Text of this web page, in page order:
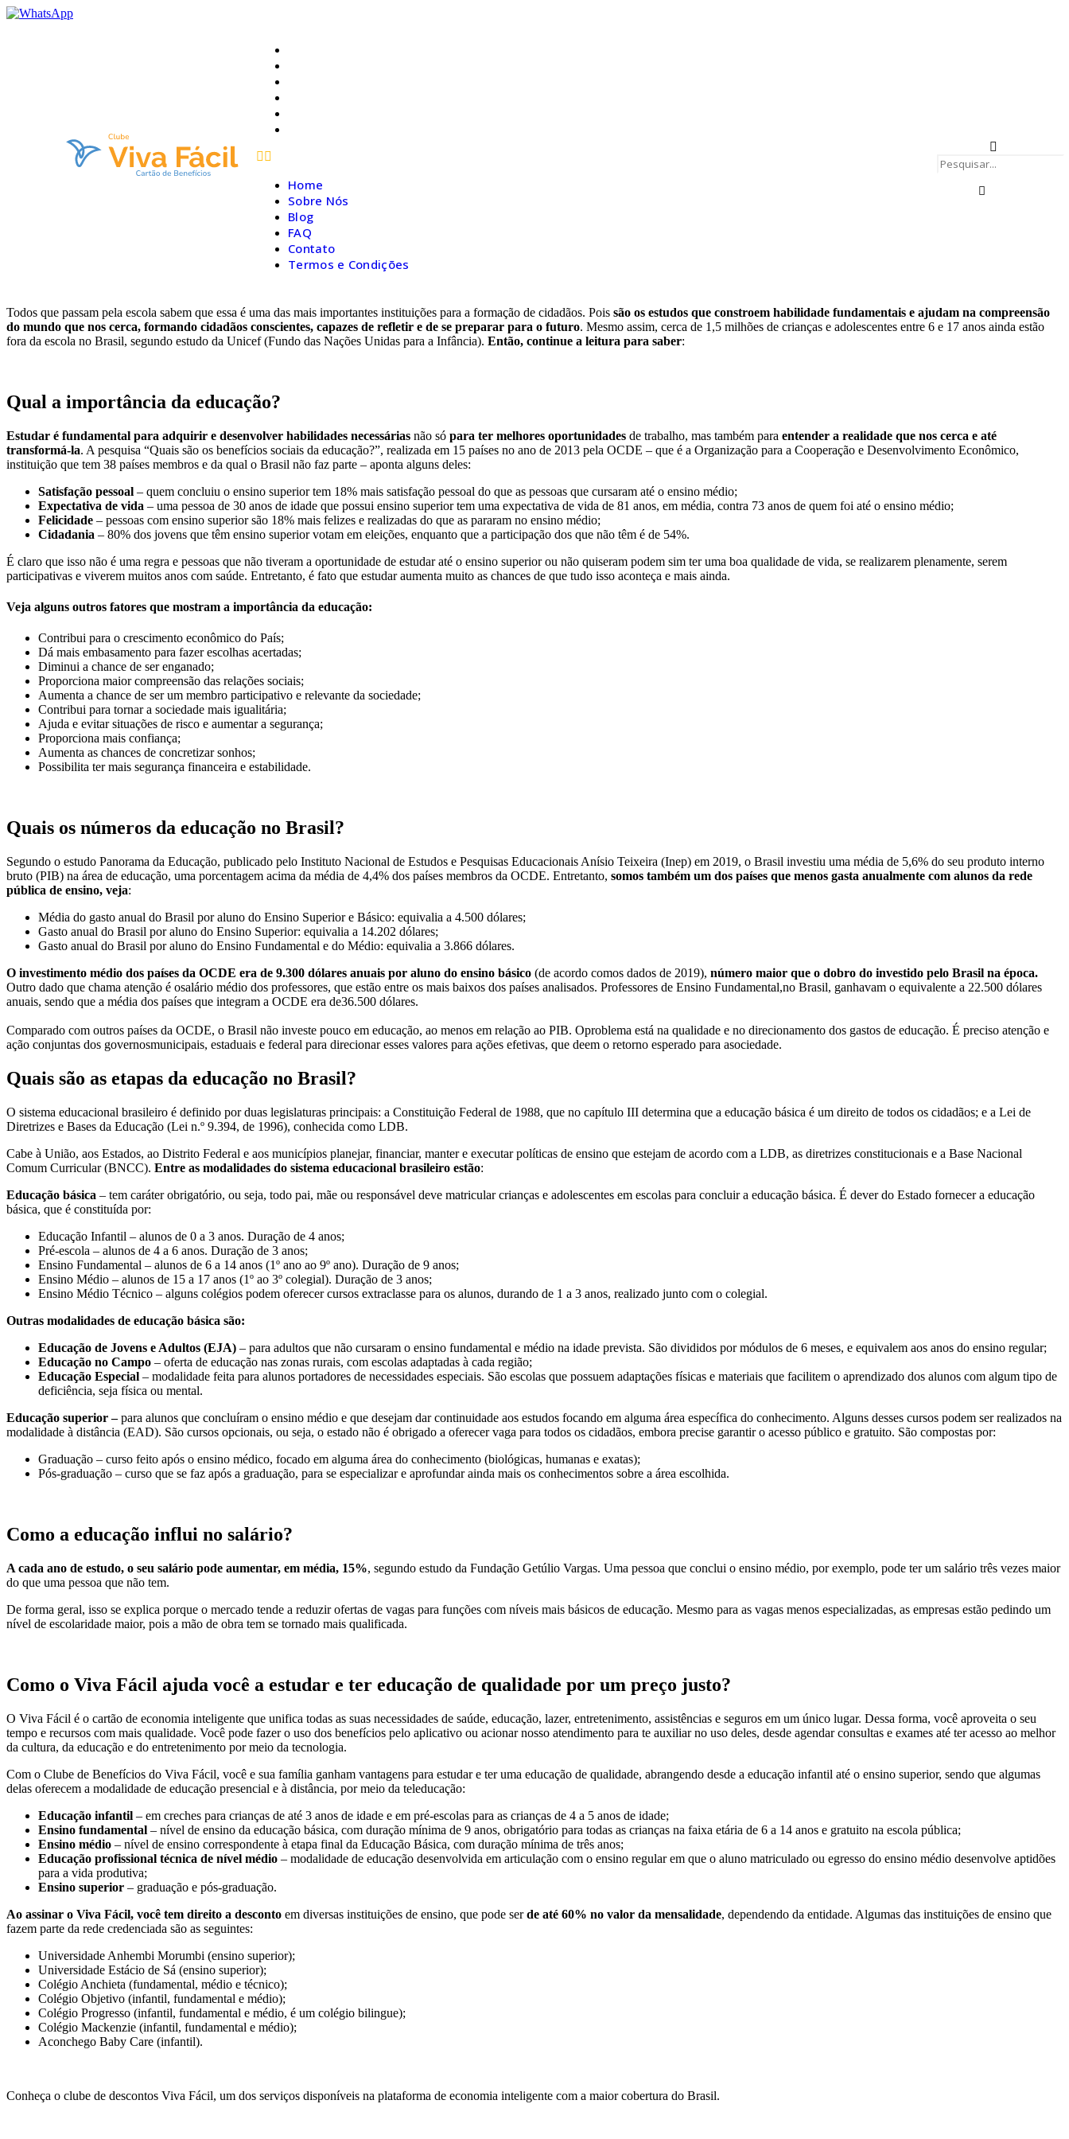
Home
Sobre Nós
Blog
FAQ
Contato
Termos e Condições
Todos que passam pela escola sabem que essa é uma das mais importantes instituições para a formação de cidadãos. Pois são os estudos que constroem habilidade fundamentais e ajudam na compreensão
do mundo que nos cerca, formando cidadãos conscientes, capazes de refletir e de se preparar para o futuro. Mesmo assim, cerca de 1,5 milhões de crianças e adolescentes entre 6 e 17 anos ainda estão
fora da escola no Brasil, segundo estudo da Unicef (Fundo das Nações Unidas para a Infância). Então, continue a leitura para saber:
Qual a importância da educação?
Estudar é fundamental para adquirir e desenvolver habilidades necessárias não só para ter melhores oportunidades de trabalho, mas também para entender a realidade que nos cerca e até
transformá-la. A pesquisa “Quais são os benefícios sociais da educação?”, realizada em 15 países no ano de 2013 pela OCDE – que é a Organização para a Cooperação e Desenvolvimento Econômico,
instituição que tem 38 países membros e da qual o Brasil não faz parte – aponta alguns deles:
Satisfação pessoal – quem concluiu o ensino superior tem 18% mais satisfação pessoal do que as pessoas que cursaram até o ensino médio;
Expectativa de vida – uma pessoa de 30 anos de idade que possui ensino superior tem uma expectativa de vida de 81 anos, em média, contra 73 anos de quem foi até o ensino médio;
Felicidade – pessoas com ensino superior são 18% mais felizes e realizadas do que as pararam no ensino médio;
Cidadania – 80% dos jovens que têm ensino superior votam em eleições, enquanto que a participação dos que não têm é de 54%.
É claro que isso não é uma regra e pessoas que não tiveram a oportunidade de estudar até o ensino superior ou não quiseram podem sim ter uma boa qualidade de vida, se realizarem plenamente, serem
participativas e viverem muitos anos com saúde. Entretanto, é fato que estudar aumenta muito as chances de que tudo isso aconteça e mais ainda.
Veja alguns outros fatores que mostram a importância da educação:
Contribui para o crescimento econômico do País;
Dá mais embasamento para fazer escolhas acertadas;
Diminui a chance de ser enganado;
Proporciona maior compreensão das relações sociais;
Aumenta a chance de ser um membro participativo e relevante da sociedade;
Contribui para tornar a sociedade mais igualitária;
Ajuda e evitar situações de risco e aumentar a segurança;
Proporciona mais confiança;
Aumenta as chances de concretizar sonhos;
Possibilita ter mais segurança financeira e estabilidade.
Quais os números da educação no Brasil?
Segundo o estudo Panorama da Educação, publicado pelo Instituto Nacional de Estudos e Pesquisas Educacionais Anísio Teixeira (Inep) em 2019, o Brasil investiu uma média de 5,6% do seu produto interno
bruto (PIB) na área de educação, uma porcentagem acima da média de 4,4% dos países membros da OCDE. Entretanto, somos também um dos países que menos gasta anualmente com alunos da rede
pública de ensino, veja:
Média do gasto anual do Brasil por aluno do Ensino Superior e Básico: equivalia a 4.500 dólares;
Gasto anual do Brasil por aluno do Ensino Superior: equivalia a 14.202 dólares;
Gasto anual do Brasil por aluno do Ensino Fundamental e do Médio: equivalia a 3.866 dólares.
O investimento médio dos países da OCDE era de 9.300 dólares anuais por aluno do ensino básico (de acordo comos dados de 2019), número maior que o dobro do investido pelo Brasil na época.
Outro dado que chama atenção é osalário médio dos professores, que estão entre os mais baixos dos países analisados. Professores de Ensino Fundamental,no Brasil, ganhavam o equivalente a 22.500 dólares
anuais, sendo que a média dos países que integram a OCDE era de36.500 dólares.
Comparado com outros países da OCDE, o Brasil não investe pouco em educação, ao menos em relação ao PIB. Oproblema está na qualidade e no direcionamento dos gastos de educação. É preciso atenção e
ação conjuntas dos governosmunicipais, estaduais e federal para direcionar esses valores para ações efetivas, que deem o retorno esperado para asociedade.
Quais são as etapas da educação no Brasil?
O sistema educacional brasileiro é definido por duas legislaturas principais: a Constituição Federal de 1988, que no capítulo III determina que a educação básica é um direito de todos os cidadãos; e a Lei de
Diretrizes e Bases da Educação (Lei n.º 9.394, de 1996), conhecida como LDB.
Cabe à União, aos Estados, ao Distrito Federal e aos municípios planejar, financiar, manter e executar políticas de ensino que estejam de acordo com a LDB, as diretrizes constitucionais e a Base Nacional
Comum Curricular (BNCC). Entre as modalidades do sistema educacional brasileiro estão:
Educação básica – tem caráter obrigatório, ou seja, todo pai, mãe ou responsável deve matricular crianças e adolescentes em escolas para concluir a educação básica. É dever do Estado fornecer a educação
básica, que é constituída por:
Educação Infantil – alunos de 0 a 3 anos. Duração de 4 anos;
Pré-escola – alunos de 4 a 6 anos. Duração de 3 anos;
Ensino Fundamental – alunos de 6 a 14 anos (1º ano ao 9º ano). Duração de 9 anos;
Ensino Médio – alunos de 15 a 17 anos (1º ao 3º colegial). Duração de 3 anos;
Ensino Médio Técnico – alguns colégios podem oferecer cursos extraclasse para os alunos, durando de 1 a 3 anos, realizado junto com o colegial.
Outras modalidades de educação básica são:
Educação de Jovens e Adultos (EJA) – para adultos que não cursaram o ensino fundamental e médio na idade prevista. São divididos por módulos de 6 meses, e equivalem aos anos do ensino regular;
Educação no Campo – oferta de educação nas zonas rurais, com escolas adaptadas à cada região;
Educação Especial – modalidade feita para alunos portadores de necessidades especiais. São escolas que possuem adaptações físicas e materiais que facilitem o aprendizado dos alunos com algum tipo de
deficiência, seja física ou mental.
Educação superior –para alunos que concluíram o ensino médio e que desejam dar continuidade aos estudos focando em alguma área específica do conhecimento. Alguns desses cursos podem ser realizados na
modalidade à distância (EAD). São cursos opcionais, ou seja, o estado não é obrigado a oferecer vaga para todos os cidadãos, embora precise garantir o acesso público e gratuito. São compostas por:
Graduação – curso feito após o ensino médico, focado em alguma área do conhecimento (biológicas, humanas e exatas);
Pós-graduação – curso que se faz após a graduação, para se especializar e aprofundar ainda mais os conhecimentos sobre a área escolhida.
Como a educação influi no salário?
A cada ano de estudo, o seu salário pode aumentar, em média, 15%, segundo estudo da Fundação Getúlio Vargas. Uma pessoa que conclui o ensino médio, por exemplo, pode ter um salário três vezes maior
do que uma pessoa que não tem.
De forma geral, isso se explica porque o mercado tende a reduzir ofertas de vagas para funções com níveis mais básicos de educação. Mesmo para as vagas menos especializadas, as empresas estão pedindo um
nível de escolaridade maior, pois a mão de obra tem se tornado mais qualificada.
Como o Viva Fácil ajuda você a estudar e ter educação de qualidade por um preço justo?
O Viva Fácil é o cartão de economia inteligente que unifica todas as suas necessidades de saúde, educação, lazer, entretenimento, assistências e seguros em um único lugar. Dessa forma, você aproveita o seu
tempo e recursos com mais qualidade. Você pode fazer o uso dos benefícios pelo aplicativo ou acionar nosso atendimento para te auxiliar no uso deles, desde agendar consultas e exames até ter acesso ao melhor
da cultura, da educação e do entretenimento por meio da tecnologia.
Com o Clube de Benefícios do Viva Fácil, você e sua família ganham vantagens para estudar e ter uma educação de qualidade, abrangendo desde a educação infantil até o ensino superior, sendo que algumas
delas oferecem a modalidade de educação presencial e à distância, por meio da teleducação:
Educação infantil – em creches para crianças de até 3 anos de idade e em pré-escolas para as crianças de 4 a 5 anos de idade;
Ensino fundamental – nível de ensino da educação básica, com duração mínima de 9 anos, obrigatório para todas as crianças na faixa etária de 6 a 14 anos e gratuito na escola pública;
Ensino médio – nível de ensino correspondente à etapa final da Educação Básica, com duração mínima de três anos;
Educação profissional técnica de nível médio – modalidade de educação desenvolvida em articulação com o ensino regular em que o aluno matriculado ou egresso do ensino médio desenvolve aptidões
para a vida produtiva;
Ensino superior – graduação e pós-graduação.
Ao assinar o Viva Fácil, você tem direito a desconto em diversas instituições de ensino, que pode serde até 60% no valor da mensalidade, dependendo da entidade. Algumas das instituições de ensino que
fazem parte da rede credenciada são as seguintes:
Universidade Anhembi Morumbi (ensino superior);
Universidade Estácio de Sá (ensino superior);
Colégio Anchieta (fundamental, médio e técnico);
Colégio Objetivo (infantil, fundamental e médio);
Colégio Progresso (infantil, fundamental e médio, é um colégio bilingue);
Colégio Mackenzie (infantil, fundamental e médio);
Aconchego Baby Care (infantil).
Conheça o clube de descontos Viva Fácil, um dos serviços disponíveis na plataforma de economia inteligente com a maior cobertura do Brasil.